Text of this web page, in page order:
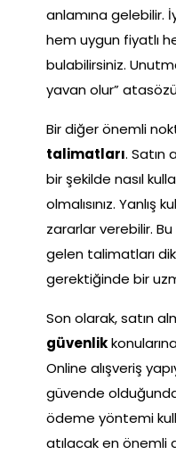
anlamına gelebilir.
hem uygun fiyatlı
bulabilirsiniz.
yavan olur”
Bir diğer önemli
talimatları. Satın
bir şekilde nasıl
olmalısınız. Yanlış
zararlar verebilir.
gelen talimatları
gerektiğinde bir
Son olarak, satın
güvenlik
Online alışveriş
güvende
ödeme yöntemi
atılacak en önemli